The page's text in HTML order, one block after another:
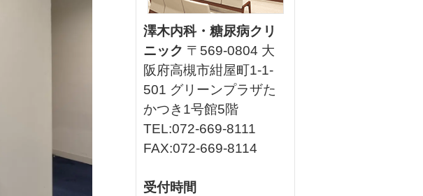
澤木内科・糖尿病クリ
ニック 〒569-0804 大
阪府高槻市紺屋町1-1-
501 グリーンプラザた
かつき1号館5階
TEL:072-669-8111
FAX:072-669-8114
受付時間